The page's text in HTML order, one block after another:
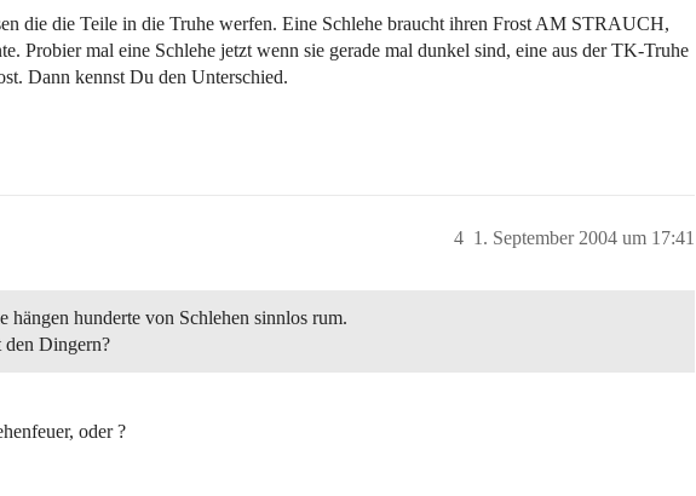
die die Teile in die Truhe werfen. Eine Schlehe braucht ihren Frost AM STRAUCH,
Probier mal eine Schlehe jetzt wenn sie gerade mal dunkel sind, eine aus der TK-Truhe
Dann kennst Du den Unterschied.
1. September 2004 um 17:41
4
hängen hunderte von Schlehen sinnlos rum.
den Dingern?
oder ?